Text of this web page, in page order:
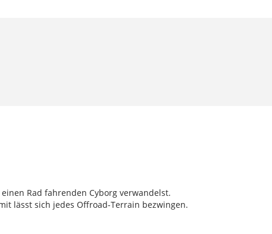
Rad fahrenden Cyborg verwandelst.
lässt sich jedes Offroad-Terrain bezwingen.